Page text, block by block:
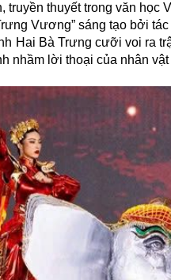
truyền thuyết trong văn học
Vương” sáng tạo bởi
Hai Bà Trưng cưỡi voi ra
nhầm lời thoại của nhân